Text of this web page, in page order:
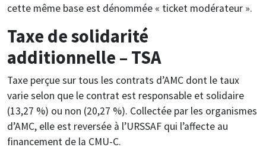
cette même base est dénommée « ticket modérateur ».
Taxe de solidarité
additionnelle – TSA
Taxe perçue sur tous les contrats d’AMC dont le taux
varie selon que le contrat est responsable et solidaire
(13,27 %) ou non (20,27 %). Collectée par les organismes
d’AMC, elle est reversée à l’URSSAF qui l’affecte au
financement de la CMU-C.